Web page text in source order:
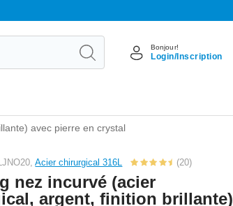
Bonjour!
Login/Inscription
avec pierre en crystal
Acier chirurgical 316L (20)
nez incurvé (acier
argent, finition brillante)